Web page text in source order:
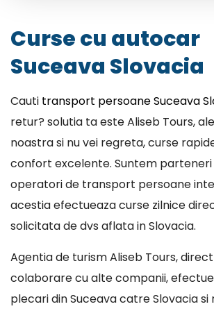
Curse cu autocar
Suceava Slovacia
Cauti transport persoane Suceava
retur? solutia ta este Aliseb Tours,
noastra si nu vei regreta, curse
confort excelente. Suntem
operatori de transport persoane
acestia efectueaza curse zilnice
solicitata de dvs aflata in Slovacia.
Agentia de turism Aliseb Tours,
colaborare cu alte companii,
plecari din Suceava catre Slovacia